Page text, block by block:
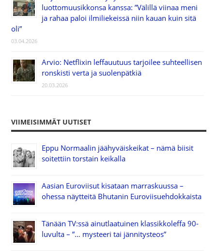
luottomuusikkonsa kanssa: ”Välillä viinaa meni
ja rahaa paloi ilmiliekeissä niin kauan kuin sitä
oli”
03.04.2026
Arvio: Netflixin leffauutuus tarjoilee suhteellisen
ronskisti verta ja suolenpätkiä
20.03.2026
VIIMEISIMMÄT UUTISET
Eppu Normaalin jäähyväiskeikat – nämä biisit
soitettiin torstain keikalla
Aasian Euroviisut kisataan marraskuussa –
ohessa näytteitä Bhutanin Euroviisuehdokkaista
Tänään TV:ssä ainutlaatuinen klassikkoleffa 90-
luvulta – ”… mysteeri tai jännitysteos”